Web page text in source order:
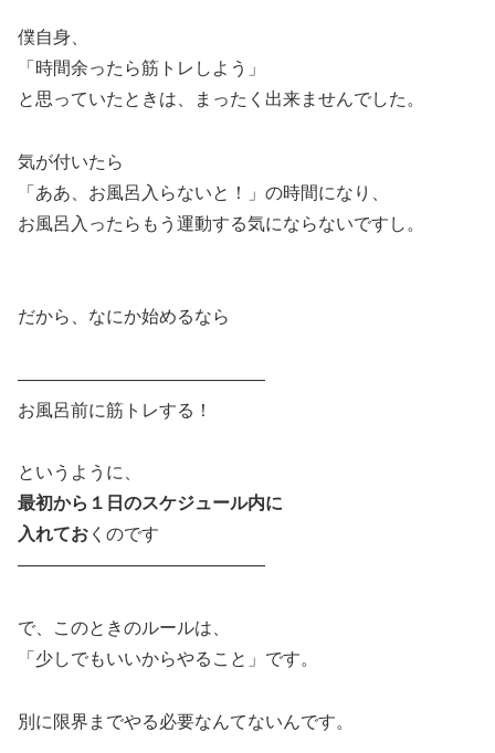
僕自身、
「時間余ったら筋トレしよう」
と思っていたときは、まったく出来ませんでした。
気が付いたら
「ああ、お風呂入らないと！」の時間になり、
お風呂入ったらもう運動する気にならないですし。
だから、なにか始めるなら
――――――――――――――
お風呂前に筋トレする！
というように、
最初から１日のスケジュール内に
入れてお くのです
――――――――――――――
で、このときのルールは、
「少しでもいいからやること」です。
別に限界までやる必要なんてないんです。